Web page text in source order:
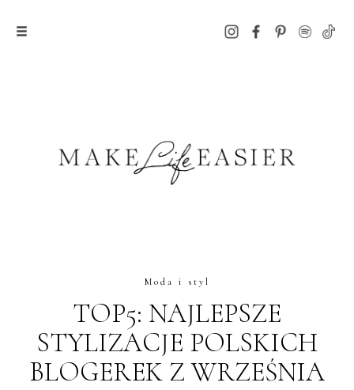
Moda i styl
TOP5: NAJLEPSZE
STYLIZACJE POLSKICH
BLOGEREK Z WRZEŚNIA